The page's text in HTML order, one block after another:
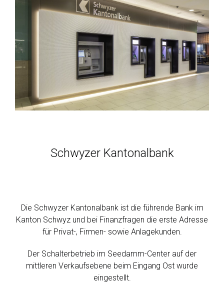
Schwyzer Kantonalbank
Die Schwyzer Kantonalbank ist die führende Bank im
Kanton Schwyz und bei Finanzfragen die erste Adresse
für Privat-, Firmen- sowie Anlagekunden.
Der Schalterbetrieb im Seedamm-Center auf der
mittleren Verkaufsebene beim Eingang Ost wurde
eingestellt.